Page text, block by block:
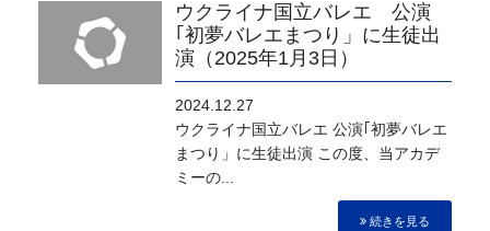
ウクライナ国立バレエ 公演
｢初夢バレエまつり」に生徒出
演（2025年1月3日）
2024.12.27
ウクライナ国立バレエ 公演｢初夢バレエ
まつり」に生徒出演 この度、当アカデ
ミーの...
続きを見る